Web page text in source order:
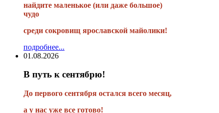
найдите маленькое (или даже большое)
чудо
среди сокровищ ярославской майолики!
подробнее...
01.08.2026
В путь к сентябрю!
До первого сентября остался всего месяц,
а у нас уже все готово!